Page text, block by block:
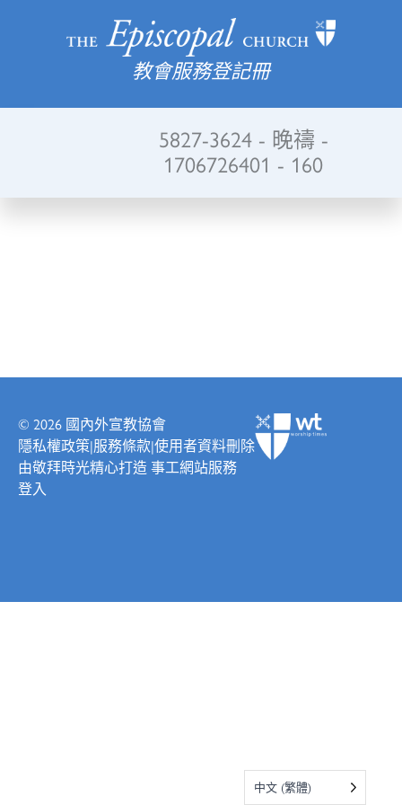
教會服務登記冊
5827-3624 - 晚禱 -
1706726401 - 160
© 2026 國內外宣教協會
隱私權政策|服務條款|使用者資料刪除
由敬拜時光精心打造 事工網站服務
登入
中文 (繁體)